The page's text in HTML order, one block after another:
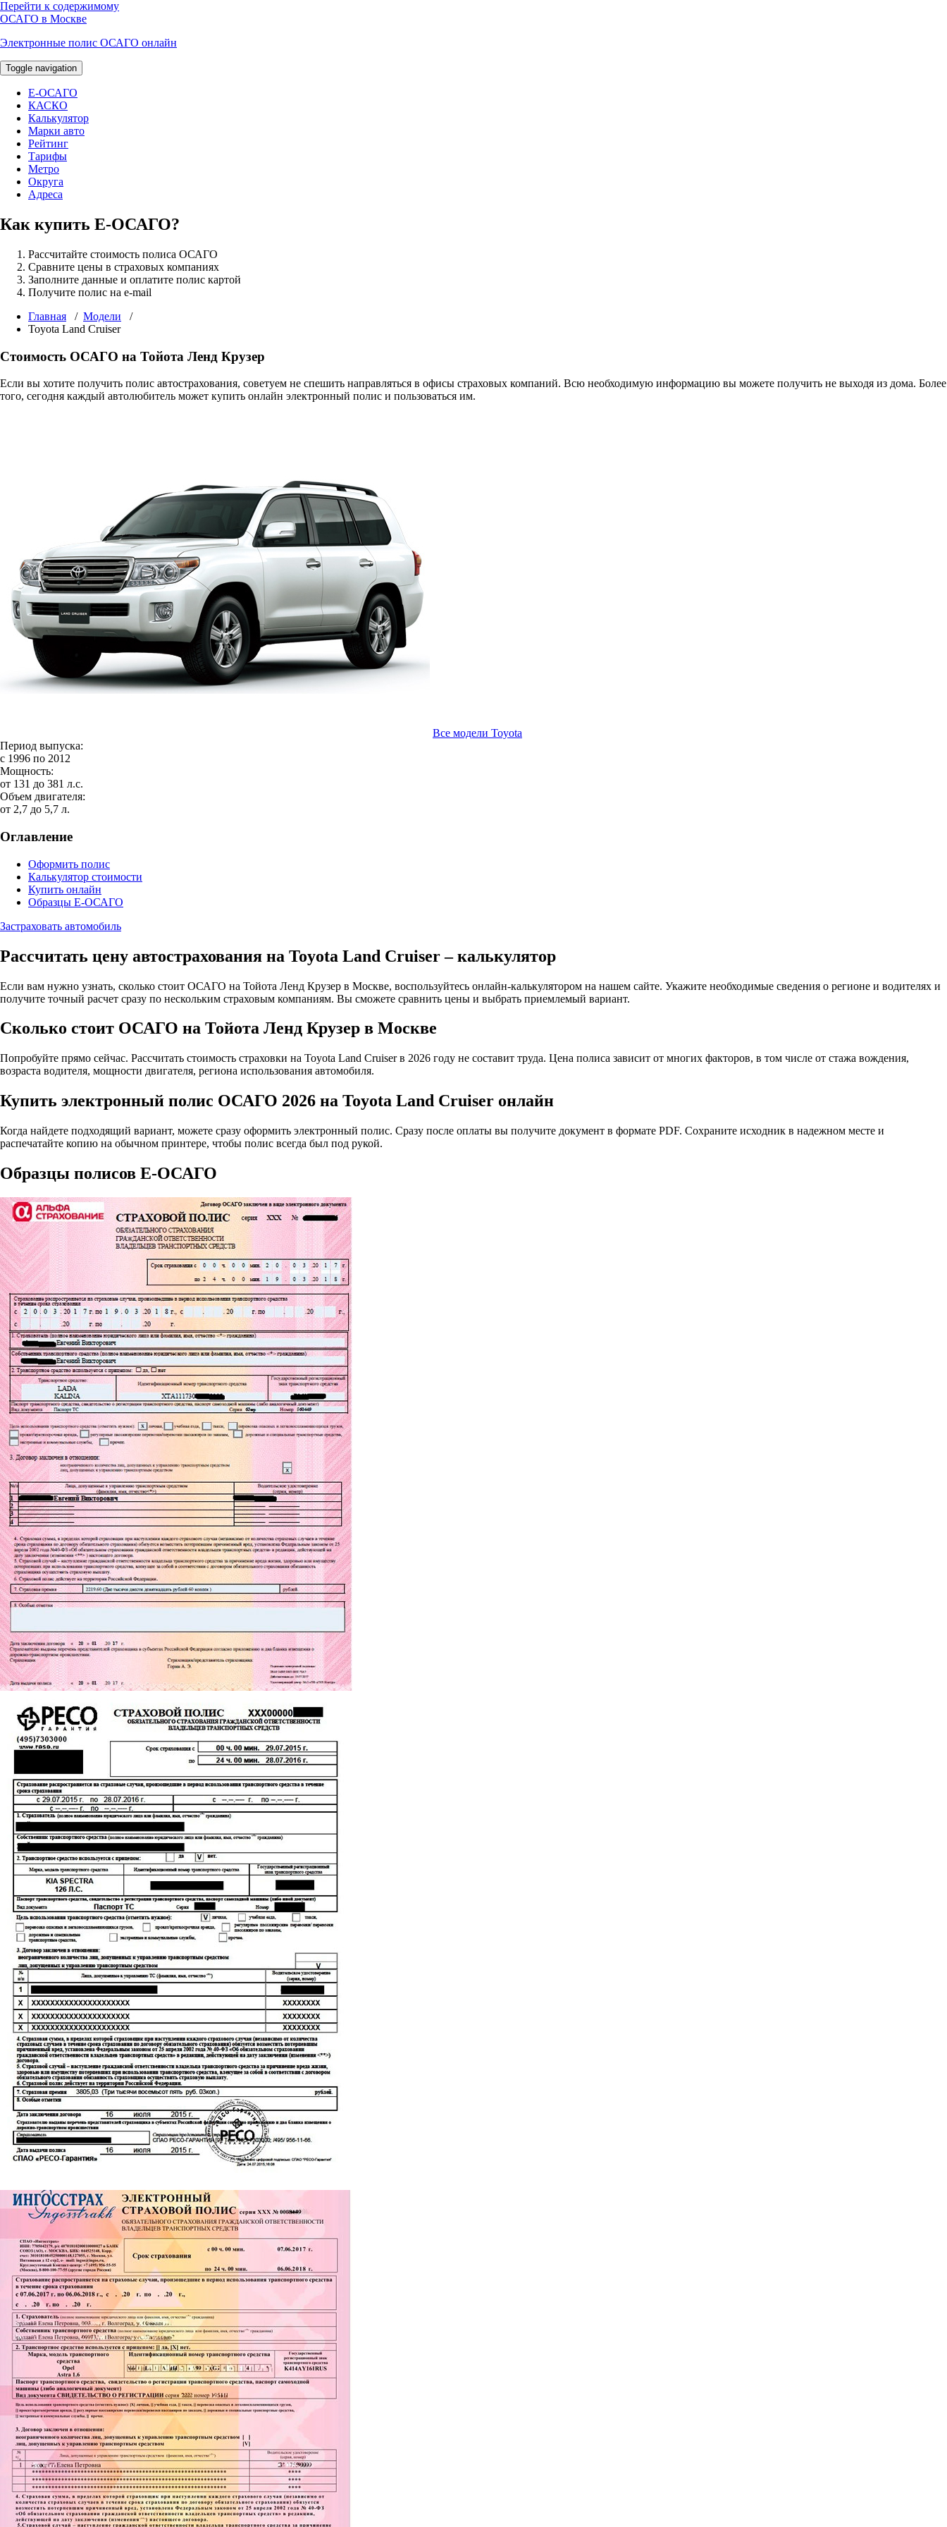
Перейти к содержимому
ОСАГО в Москве
Электронные полис ОСАГО онлайн
Toggle navigation
E-ОСАГО
КАСКО
Калькулятор
Марки авто
Рейтинг
Тарифы
Метро
Округа
Адреса
Как купить Е-ОСАГО?
Рассчитайте стоимость полиса ОСАГО
Сравните цены в страховых компаниях
Заполните данные и оплатите полис картой
Получите полис на e-mail
Главная / Модели /
Toyota Land Cruiser
Стоимость ОСАГО на Тойота Ленд Крузер
Если вы хотите получить полис автострахования, советуем не спешить направляться в офисы страховых компаний. Всю необходимую информацию вы можете получить не выходя из дома. Более
того, сегодня каждый автолюбитель может купить онлайн электронный полис и пользоваться им.
Все модели Toyota
Период выпуска:
с 1996 по 2012
Мощность:
от 131 до 381 л.с.
Объем двигателя:
от 2,7 до 5,7 л.
Оглавление
Оформить полис
Калькулятор стоимости
Купить онлайн
Образцы Е-ОСАГО
Застраховать автомобиль
Рассчитать цену автострахования на Toyota Land Cruiser – калькулятор
Если вам нужно узнать, сколько стоит ОСАГО на Тойота Ленд Крузер в Москве, воспользуйтесь онлайн-калькулятором на нашем сайте. Укажите необходимые сведения о регионе и водителях и
получите точный расчет сразу по нескольким страховым компаниям. Вы сможете сравнить цены и выбрать приемлемый вариант.
Сколько стоит ОСАГО на Тойота Ленд Крузер в Москве
Попробуйте прямо сейчас. Рассчитать стоимость страховки на Toyota Land Cruiser в 2026 году не составит труда. Цена полиса зависит от многих факторов, в том числе от стажа вождения,
возраста водителя, мощности двигателя, региона использования автомобиля.
Купить электронный полис ОСАГО 2026 на Toyota Land Cruiser онлайн
Когда найдете подходящий вариант, можете сразу оформить электронный полис. Сразу после оплаты вы получите документ в формате PDF. Сохраните исходник в надежном месте и
распечатайте копию на обычном принтере, чтобы полис всегда был под рукой.
Образцы полисов E-ОСАГО